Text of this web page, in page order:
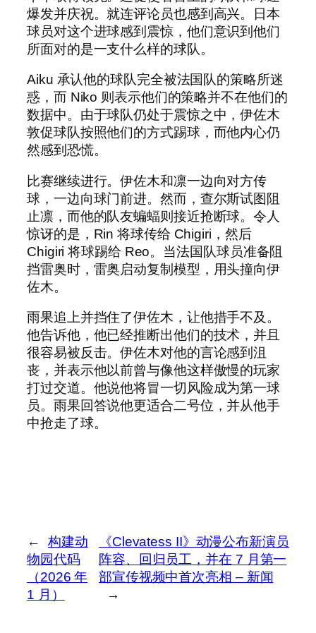
爆发并庆祝。就连评论员也感到高兴。日本
球员对这个进球感到震惊，他们意识到他们
所面对的是一支什么样的球队。
Aiku 承认他的球队完全被法国队的策略所迷
惑，而 Niko 则表示他们的策略并不在他们的
数据中。由于球队仍处于震惊之中，伊佐木
敦促球队按照他们的方式踢球，而他内心仍
然感到恐慌。
比赛继续进行。伊佐木和凛一边向对方传
球，一边向球门前进。然而，查尔斯试图阻
止凛，而他的队友蝙蝠则接近抢断球。令人
惊讶的是，Rin 将球传给 Chigiri，然后
Chigiri 将球踢给 Reo。当法国队球员准备阻
挡雷奥时，雷奥启动复制模型，用头撞向伊
佐木。
雨果追上并挡住了伊佐木，让他措手不及。
他告诉他，他已经推断出他们的技术，并且
很容易被反击。伊佐木对他的言论感到沮
丧，并表示他以前曾与像他这样傲慢的玩家
打过交道。他说他将冒一切风险成为第一球
员。雨果回答说他更适合二号位，并从他手
中抢走了球。
←
构建动
物园代码
（2026 年
1 月）
《Clevatess II》动漫公布新演员
阵容、回归员工，并在 7 月第一
部宣传视频中首次亮相 – 新闻
→